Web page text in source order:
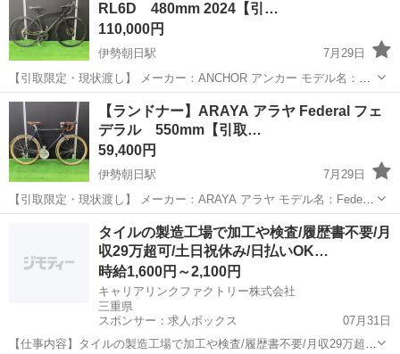
RL6D 480mm 2024【引…
110,000円
伊勢朝日駅
7月29日
【引取限定・現状渡し】 メーカー：ANCHOR アンカー モデル名：
RL6D ロードバイク ・アルミフレーム ・2024年モデル ・
component：Shimano Tiagra(2...
三重 三重郡 伊勢朝日駅 サイト
【ランドナー】ARAYA アラヤ Federal フェ
デラル 550mm【引取…
59,400円
伊勢朝日駅
7月29日
【引取限定・現状渡し】 メーカー：ARAYA アラヤ モデル名：Federal
フェデラル ランドナー ・クロモリフレーム ・ALTUS (3×8S) ・補助ブ
レーキ付き （ブレーキ左右...
伊勢朝日駅 ロードバイク サイト
タイルの製造工場で加工や検査/履歴書不要/月
収29万超可/土日祝休み/日払いOK…
時給1,600円～2,100円
キャリアリンクファクトリー株式会社
三重県
スポンサー：求人ボックス
07月31日
【仕事内容】タイルの製造工場で加工や検査/履歴書不要/月収29万超